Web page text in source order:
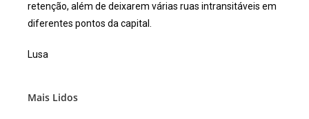
retenção, além de deixarem várias ruas intransitáveis em
diferentes pontos da capital.
Lusa
Mais Lidos